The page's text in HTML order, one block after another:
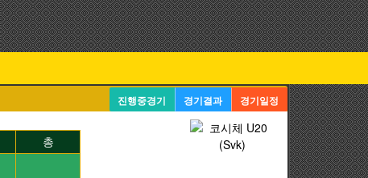
진행중경기 경기결과 경기일정
총